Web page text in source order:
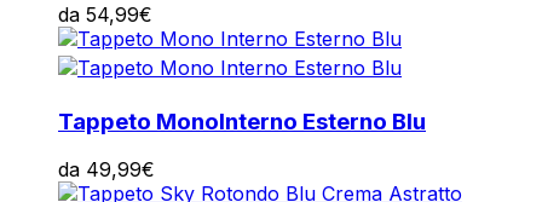
da 54,99€
Tappeto MonoInterno Esterno Blu
da 49,99€